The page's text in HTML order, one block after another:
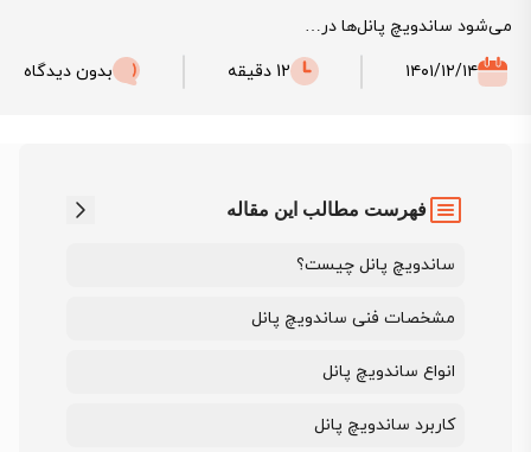
می‌شود ساندویچ پانل‌ها در…
۱۴۰۱/۱۲/۱۴
12 دقیقه بدون دیدگاه
فهرست مطالب این مقاله
ساندویچ پانل چیست؟
مشخصات فنی ساندویچ پانل
انواع ساندویچ پانل
کاربرد ساندویچ پانل